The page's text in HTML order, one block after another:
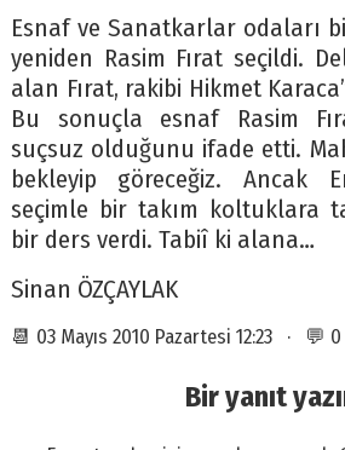
Esnaf ve Sanatkarlar odaları
yeniden Rasim Fırat seçildi.
alan Fırat, rakibi Hikmet
Bu sonuçla esnaf Rasim
suçsuz olduğunu ifade etti.
bekleyip göreceğiz. Ancak
seçimle bir takım koltuklara
bir ders verdi. Tabiî ki alana…
Sinan ÖZÇAYLAK
📆 03 Mayıs 2010 Pazartesi 12:23 · 💬
Bir yanıt